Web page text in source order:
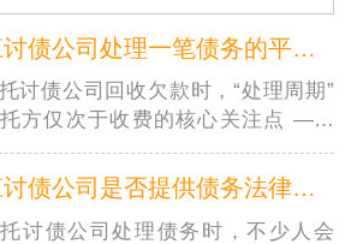
“资质伪装术” 让不少债权人掉入
似持有工商营业执照，实则…
阳江讨债公司处理一笔债务的平均周期大概是多久？
讨债公司回收欠款时，“处理周期”
方仅次于收费的核心关注点 ——
金回笼速度直接影响个人周转或企
。结合合肥讨债公司的实际服务数
，债务处理并无统一周期，从 1 个
阳江讨债公司是否提供债务法律咨询服务？是否额外收费？
讨债公司处理债务时，不少人会